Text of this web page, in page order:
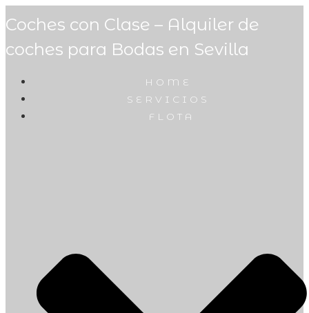
Coches con Clase – Alquiler de
coches para Bodas en Sevilla
HOME
SERVICIOS
FLOTA